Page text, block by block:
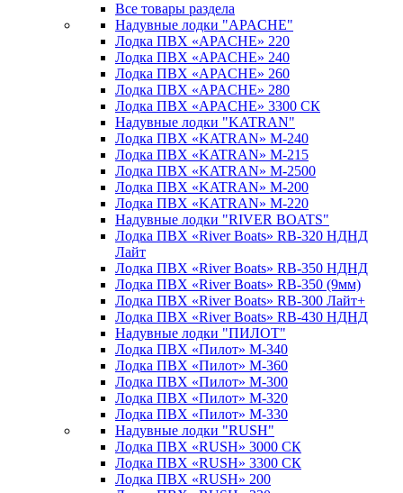
Все товары раздела
Надувные лодки "APACHE"
Лодка ПВХ «APACHE» 220
Лодка ПВХ «APACHE» 240
Лодка ПВХ «APACHE» 260
Лодка ПВХ «APACHE» 280
Лодка ПВХ «APACHE» 3300 СК
Надувные лодки "KATRAN"
Лодка ПВХ «KATRAN» M-240
Лодка ПВХ «KATRAN» M-215
Лодка ПВХ «KATRAN» M-2500
Лодка ПВХ «KATRAN» M-200
Лодка ПВХ «KATRAN» M-220
Надувные лодки "RIVER BOATS"
Лодка ПВХ «River Boats» RB-320 НДНД
Лайт
Лодка ПВХ «River Boats» RB-350 НДНД
Лодка ПВХ «River Boats» RB-350 (9мм)
Лодка ПВХ «River Boats» RB-300 Лайт+
Лодка ПВХ «River Boats» RB-430 НДНД
Надувные лодки "ПИЛОТ"
Лодка ПВХ «Пилот» М-340
Лодка ПВХ «Пилот» М-360
Лодка ПВХ «Пилот» М-300
Лодка ПВХ «Пилот» М-320
Лодка ПВХ «Пилот» М-330
Надувные лодки "RUSH"
Лодка ПВХ «RUSH» 3000 СК
Лодка ПВХ «RUSH» 3300 СК
Лодка ПВХ «RUSH» 200